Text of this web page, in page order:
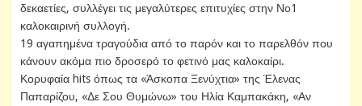
δεκαετίες, συλλέγει τις μεγαλύτερες επιτυχίες στην Νο1
καλοκαιρινή συλλογή.
19 αγαπημένα τραγούδια από το παρόν και το παρελθόν που
κάνουν ακόμα πιο δροσερό το φετινό μας καλοκαίρι.
Κορυφαία hits όπως τα «Άσκοπα Ξενύχτια» της Έλενας
Παπαρίζου, «Δε Σου Θυμώνω» του Ηλία Καμπακάκη, «Αν